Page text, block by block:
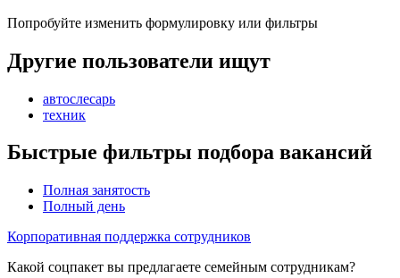
Попробуйте изменить формулировку или фильтры
Другие пользователи ищут
автослесарь
техник
Быстрые фильтры подбора вакансий
Полная занятость
Полный день
Корпоративная поддержка сотрудников
Какой соцпакет вы предлагаете семейным сотрудникам?